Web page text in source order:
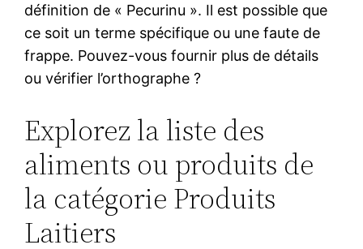
définition de « Pecurinu ». Il est possible que
ce soit un terme spécifique ou une faute de
frappe. Pouvez-vous fournir plus de détails
ou vérifier l’orthographe ?
Explorez la liste des
aliments ou produits de
la catégorie Produits
Laitiers